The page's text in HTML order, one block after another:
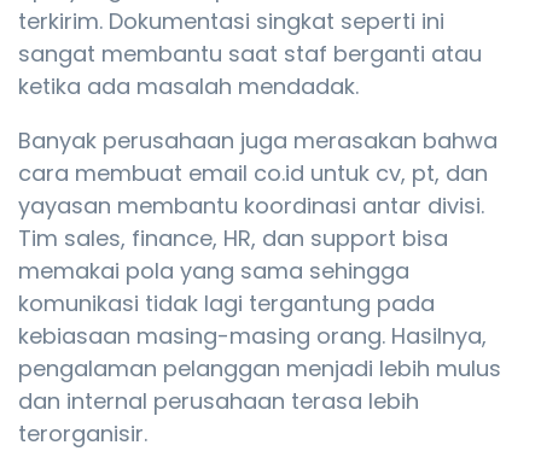
terkirim. Dokumentasi singkat seperti ini
sangat membantu saat staf berganti atau
ketika ada masalah mendadak.
Banyak perusahaan juga merasakan bahwa
cara membuat email co.id untuk cv, pt, dan
yayasan membantu koordinasi antar divisi.
Tim sales, finance, HR, dan support bisa
memakai pola yang sama sehingga
komunikasi tidak lagi tergantung pada
kebiasaan masing-masing orang. Hasilnya,
pengalaman pelanggan menjadi lebih mulus
dan internal perusahaan terasa lebih
terorganisir.